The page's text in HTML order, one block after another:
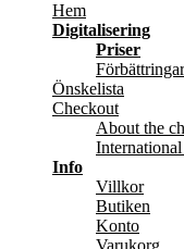
Hem
Digitalisering
Priser
Förbättringar
Önskelista
Checkout
About the
Info
Villkor
Butiken
Konto
Varukorg